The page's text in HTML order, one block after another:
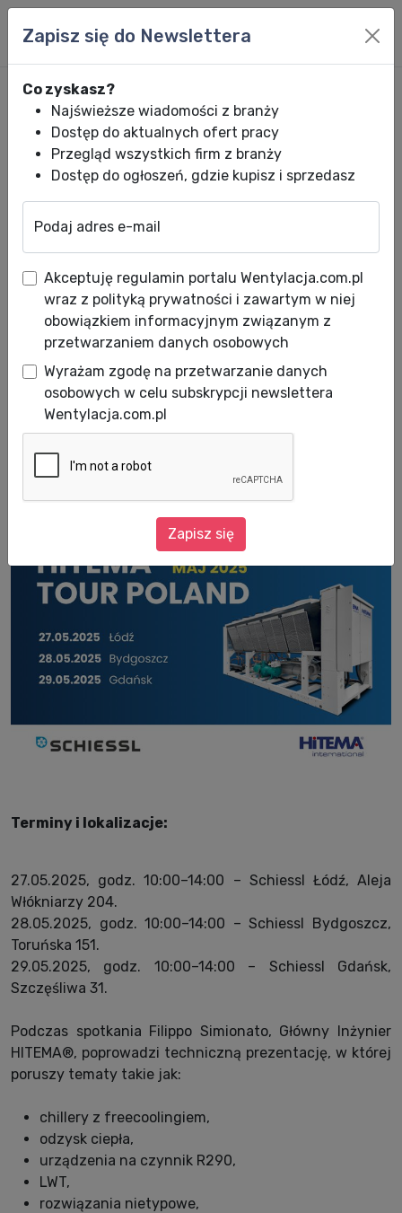
Hitema Tour Poland 2025!
Data publikacji: 05.05.2025
Już pod koniec maja rusza wyjątkowe
wydarzenie – HITEMA TOUR POLAND 2025. W
trzech miastach spotkamy się z
przedstawicielem renomowanego producenta
Terminy i lokalizacje:
27.05.2025, godz. 10:00–14:00 – Schiessl Łódź, Aleja
Włókniarzy 204.
28.05.2025, godz. 10:00–14:00 – Schiessl Bydgoszcz,
Toruńska 151.
29.05.2025, godz. 10:00–14:00 – Schiessl Gdańsk,
Szczęśliwa 31.
Podczas spotkania Filippo Simionato, Główny Inżynier
HITEMA®, poprowadzi techniczną prezentację, w której
poruszy tematy takie jak:
chillery z freecoolingiem,
odzysk ciepła,
urządzenia na czynnik R290,
LWT,
rozwiązania nietypowe,
Zapisz się do Newslettera
Co zyskasz?
Najświeższe wiadomości z branży
Dostęp do aktualnych ofert pracy
Przegląd wszystkich firm z branży
Dostęp do ogłoszeń, gdzie kupisz i sprzedasz
Podaj adres e-mail
Akceptuję regulamin portalu Wentylacja.com.pl
wraz z polityką prywatności i zawartym w niej
obowiązkiem informacyjnym związanym z
przetwarzaniem danych osobowych
Wyrażam zgodę na przetwarzanie danych
osobowych w celu subskrypcji newslettera
Wentylacja.com.pl
Zapisz się